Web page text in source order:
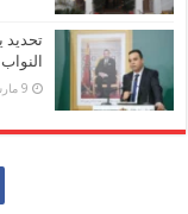
النواب
9 مارس، 2026